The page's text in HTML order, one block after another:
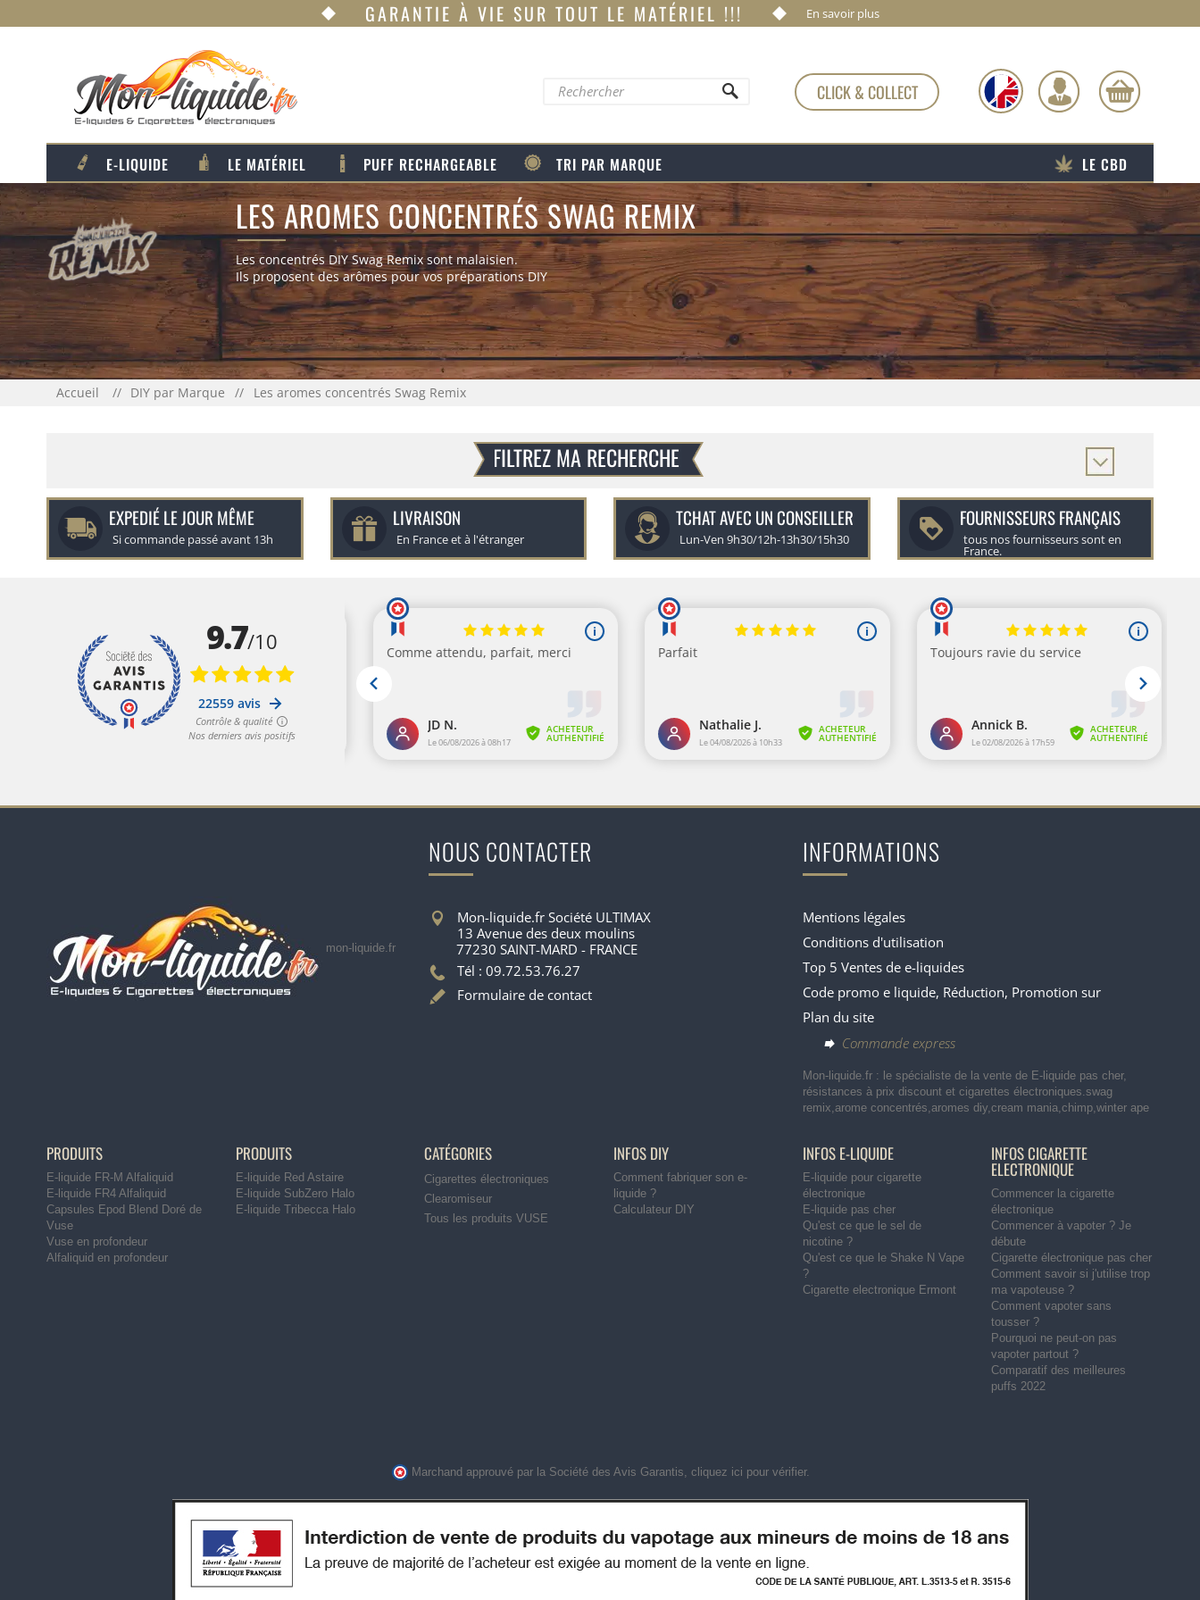
GARANTIE À VIE SUR TOUT LE MATÉRIEL !!! En savoir plus
CLICK & COLLECT
E-LIQUIDE LE MATÉRIEL PUFF RECHARGEABLE TRI PAR MARQUE LE CBD
LES AROMES CONCENTRÉS SWAG REMIX
Les concentrés DIY Swag Remix sont malaisien.
Ils proposent des arômes pour vos préparations DIY
Accueil DIY par Marque Les aromes concentrés Swag Remix
FILTREZ MA RECHERCHE
EXPEDIÉ LE JOUR MÊME
Si commande passé avant 13h
LIVRAISON
En France et à l'étranger
TCHAT AVEC UN CONSEILLER
Lun-Ven 9h30/12h-13h30/15h30
FOURNISSEURS FRANÇAIS
tous nos fournisseurs sont en
France.
mon-liquide.fr
NOUS CONTACTER
Mon-liquide.fr Société ULTIMAX
13 Avenue des deux moulins
77230 SAINT-MARD - FRANCE
Tél : 09.72.53.76.27
Formulaire de contact
INFORMATIONS
Mentions légales
Conditions d'utilisation
Top 5 Ventes de e-liquides
Code promo e liquide, Réduction, Promotion sur
Plan du site
Commande express
Mon-liquide.fr : le spécialiste de la vente de E-liquide pas cher,
résistances à prix discount et cigarettes électroniques.swag
remix,arome concentrés,aromes diy,cream mania,chimp,winter ape
PRODUITS
E-liquide FR-M Alfaliquid
E-liquide FR4 Alfaliquid
Capsules Epod Blend Doré de
Vuse
Vuse en profondeur
Alfaliquid en profondeur
PRODUITS
E-liquide Red Astaire
E-liquide SubZero Halo
E-liquide Tribecca Halo
CATÉGORIES
Cigarettes électroniques
Clearomiseur
Tous les produits VUSE
INFOS DIY
Comment fabriquer son e-
liquide ?
Calculateur DIY
INFOS E-LIQUIDE
E-liquide pour cigarette
électronique
E-liquide pas cher
Qu'est ce que le sel de
nicotine ?
Qu'est ce que le Shake N Vape
?
Cigarette electronique Ermont
INFOS CIGARETTE
ELECTRONIQUE
Commencer la cigarette
électronique
Commencer à vapoter ? Je
débute
Cigarette électronique pas cher
Comment savoir si j'utilise trop
ma vapoteuse ?
Comment vapoter sans
tousser ?
Pourquoi ne peut-on pas
vapoter partout ?
Comparatif des meilleures
puffs 2022
Marchand approuvé par la Société des Avis Garantis, cliquez ici pour vérifier.